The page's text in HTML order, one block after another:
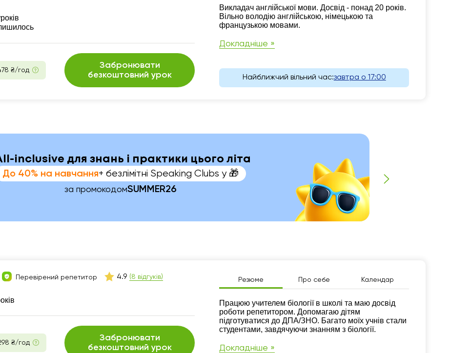
₴/год
Забронювати
безкоштовний урок
Резюме
Викладач англійської мови. Досвід - понад 20 років.
Вільно володію англійською, німецькою та
французькою мовами.
Докладніше »
Найближчий вільний час:завтра о 17:00
inclusive для знань і практики цього літа
До 40% на навчання+ безлімітні Speaking Clubs у 🎁
за промокодомSUMMER26
Перевірений репетитор 4.9 (8 відгуків)
₴/год
Забронювати
безкоштовний урок
Резюме Про себе Календар
Резюме
Працюю учителем біології в школі та маю досвід
роботи репетитором. Допомагаю дітям
підготуватися до ДПА/ЗНО. Багато моїх учнів стали
студентами, завдячуючи знанням з біології.
Докладніше »